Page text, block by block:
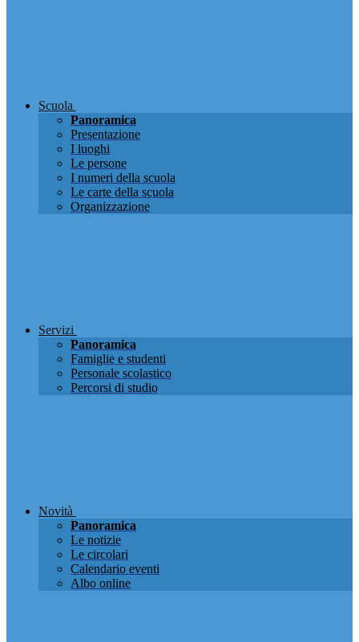
Scuola
Panoramica
Presentazione
I luoghi
Le persone
I numeri della scuola
Le carte della scuola
Organizzazione
Servizi
Panoramica
Famiglie e studenti
Personale scolastico
Percorsi di studio
Novità
Panoramica
Le notizie
Le circolari
Calendario eventi
Albo online